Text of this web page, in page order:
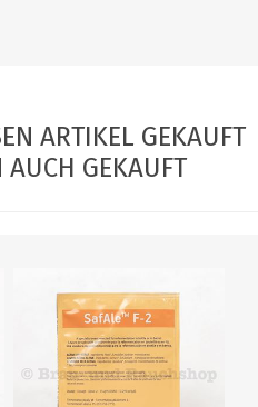
ARTIKEL GEKAUFT
GEKAUFT